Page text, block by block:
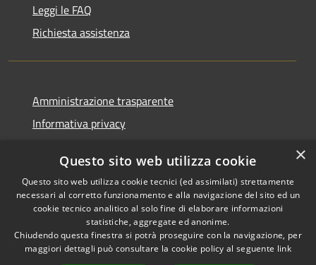
Leggi le FAQ
Richiesta assistenza
Amministrazione trasparente
Informativa privacy
Dichiarazione di accessibilità
RSS
Accessibilità
Copyright © 2026 • Comune di
Pellezzano • Powered by
×
Questo sito web utilizza cookie
Questo sito web utilizza cookie tecnici (ed assimilati) strettamente
necessari al corretto funzionamento e alla navigazione del sito ed un
cookie tecnico analitico al solo fine di elaborare informazioni
statistiche, aggregate ed anonime.
Chiudendo questa finestra si potrà proseguire con la navigazione, per
maggiori dettagli può consultare la cookie policy al seguente link